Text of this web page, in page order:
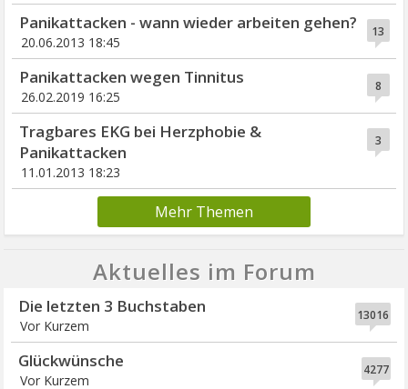
13
Panikattacken - wann wieder arbeiten gehen?
20.06.2013 18:45
8
Panikattacken wegen Tinnitus
26.02.2019 16:25
3
Tragbares EKG bei Herzphobie &
Panikattacken
11.01.2013 18:23
Mehr Themen
Aktuelles im Forum
13016
Die letzten 3 Buchstaben
Vor Kurzem
4277
Glückwünsche
Vor Kurzem